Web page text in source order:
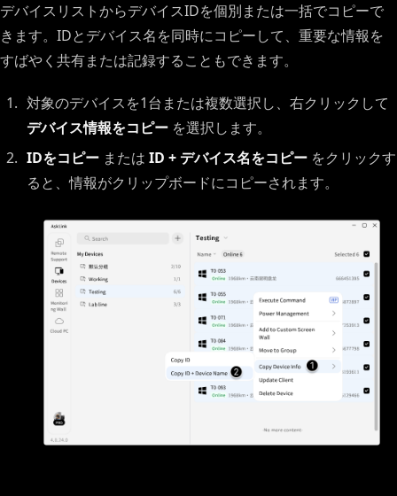
デバイスリストからデバイスIDを個別または一括でコピーで
きます。IDとデバイス名を同時にコピーして、重要な情報を
すばやく共有または記録することもできます。
対象のデバイスを1台または複数選択し、右クリックして
デバイス情報をコピー を選択します。
IDをコピー または ID + デバイス名をコピー をクリックす
ると、情報がクリップボードにコピーされます。